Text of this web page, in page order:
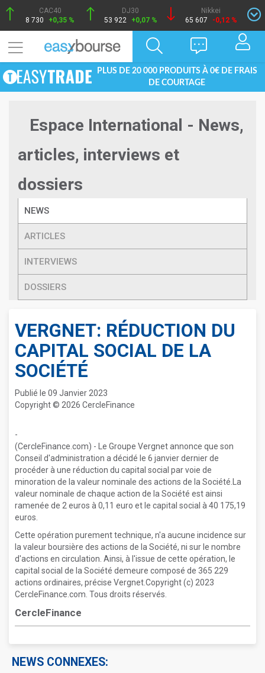
CAC40
8 730
+0,35 %
DJ30
53 922
+0,07 %
Nikkei
65 607
-0,12 %
PLUS DE 20 000 PRODUITS À 0€ DE FRAIS
DE COURTAGE
Espace International - News,
articles, interviews et
dossiers
NEWS
ARTICLES
INTERVIEWS
DOSSIERS
VERGNET: RÉDUCTION DU
CAPITAL SOCIAL DE LA
SOCIÉTÉ
Publié le 09 Janvier 2023
Copyright © 2026 CercleFinance
-
(CercleFinance.com) - Le Groupe Vergnet annonce que son
Conseil d'administration a décidé le 6 janvier dernier de
procéder à une réduction du capital social par voie de
minoration de la valeur nominale des actions de la Société.La
valeur nominale de chaque action de la Société est ainsi
ramenée de 2 euros à 0,11 euro et le capital social à 40 175,19
euros.
Cette opération purement technique, n'a aucune incidence sur
la valeur boursière des actions de la Société, ni sur le nombre
d'actions en circulation. Ainsi, à l'issue de cette opération, le
capital social de la Société demeure composé de 365 229
actions ordinaires, précise Vergnet.Copyright (c) 2023
CercleFinance.com. Tous droits réservés.
CercleFinance
NEWS CONNEXES: